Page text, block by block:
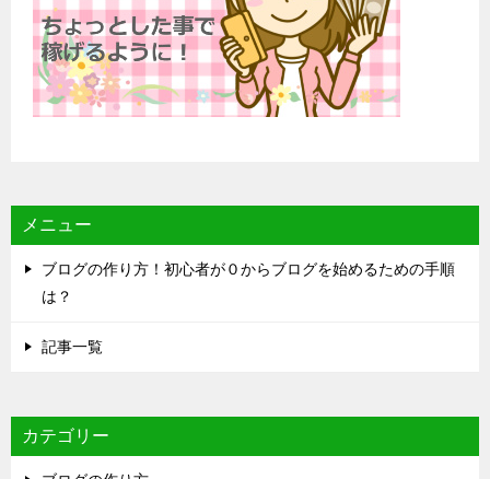
メニュー
ブログの作り方！初心者が０からブログを始めるための手順
は？
記事一覧
カテゴリー